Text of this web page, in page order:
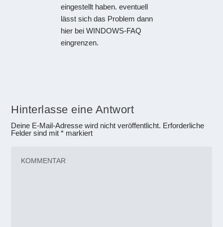
eingestellt haben. eventuell
lässt sich das Problem dann
hier bei WINDOWS-FAQ
eingrenzen.
Hinterlasse eine Antwort
Deine E-Mail-Adresse wird nicht veröffentlicht. Erforderliche
Felder sind mit* markiert